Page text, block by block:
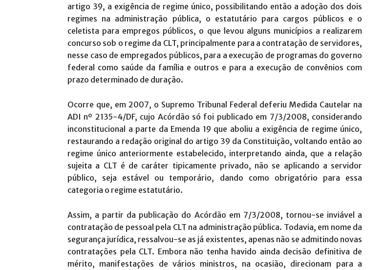
artigo 39, a exigência de regime único, possibilitando então a adoção dos dois
regimes na administração pública, o estatutário para cargos públicos e o
celetista para empregos públicos, o que levou alguns municípios a realizarem
concurso sob o regime da CLT, principalmente para a contratação de servidores,
nesse caso de empregados públicos, para a execução de programas do governo
federal como saúde da família e outros e para a execução de convênios com
prazo determinado de duração.
Ocorre que, em 2007, o Supremo Tribunal Federal deferiu Medida Cautelar na
ADI nº 2135-4/DF, cujo Acórdão só foi publicado em 7/3/2008, considerando
inconstitucional a parte da Emenda 19 que aboliu a exigência de regime único,
restaurando a redação original do artigo 39 da Constituição, voltando então ao
regime único anteriormente estabelecido, interpretando ainda, que a relação
sujeita a CLT é de caráter tipicamente privado, não se aplicando a servidor
público, seja estável ou temporário, dando como obrigatório para essa
categoria o regime estatutário.
Assim, a partir da publicação do Acórdão em 7/3/2008, tornou-se inviável a
contratação de pessoal pela CLT na administração pública. Todavia, em nome da
segurança jurídica, ressalvou-se as já existentes, apenas não se admitindo novas
contratações pela CLT. Embora não tenha havido ainda decisão definitiva de
mérito, manifestações de vários ministros, na ocasião, direcionam para a